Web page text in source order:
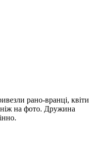
рано-вранці, квіти
ніж на фото. Дружина